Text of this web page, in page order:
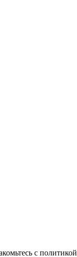
с политикой